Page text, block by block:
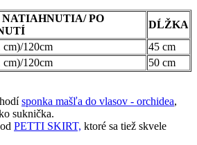
NATIAHNUTIA/ PO
DĹŽKA
cm)/120cm
45 cm
cm)/120cm 50 cm
sponka mašľa do vlasov - orchidea,
suknička.
PETTI SKIRT, ktoré sa tiež skvele